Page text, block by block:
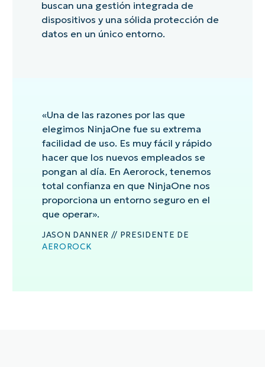
buscan una gestión integrada de
dispositivos y una sólida protección de
datos en un único entorno.
«Una de las razones por las que
elegimos NinjaOne fue su extrema
facilidad de uso. Es muy fácil y rápido
hacer que los nuevos empleados se
pongan al día. En Aerorock, tenemos
total confianza en que NinjaOne nos
proporciona un entorno seguro en el
que operar».
JASON DANNER // PRESIDENTE DE
AEROROCK